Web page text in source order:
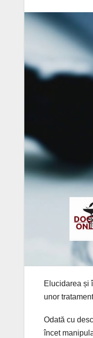
Elucidarea și
unor
Odată cu
încet